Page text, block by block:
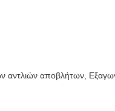
αντλιών αποβλήτων,